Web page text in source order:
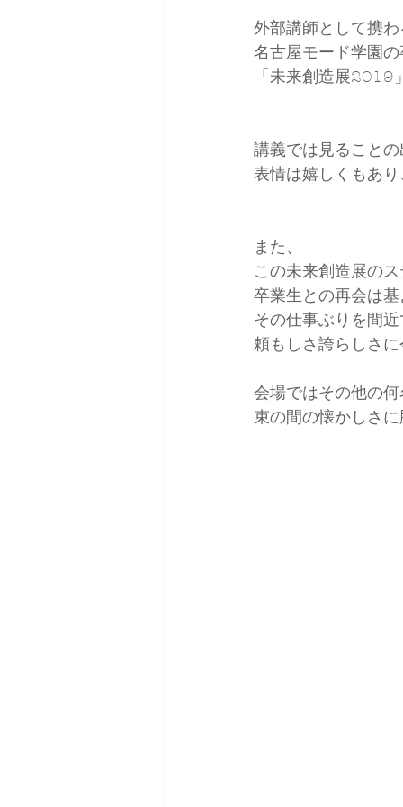
外部講師として携わ
名古屋モード学園
「未来創造展2019
講義では見ることの
表情は嬉しくもあり
また、
この未来創造展の
卒業生との再会は基
その仕事ぶりを間
頼もしさ誇らしさに
会場ではその他の
束の間の懐かしさに